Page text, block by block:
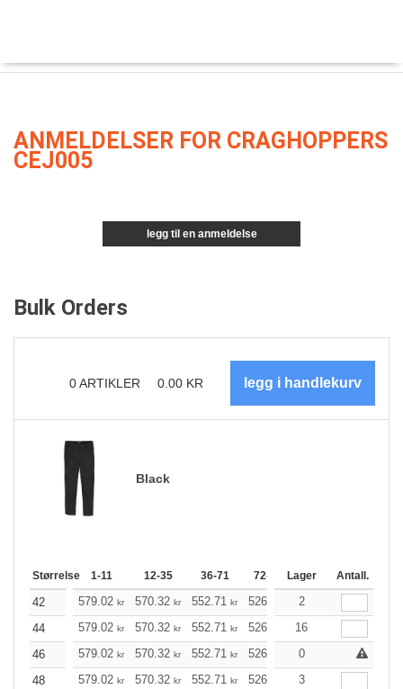
ANMELDELSER FOR CRAGHOPPERS
CEJ005
legg til en anmeldelse
Bulk Orders
0ARTIKLER 0.00 KR
Black
Størrelse 1-11 12-35 36-71 72-143 144-287
Lager Antall.
42 579.02 kr 570.32 kr 552.71 kr 526.39
2
44
579.02 kr 570.32 kr 552.71 kr 526.39 500.08
16
46
579.02 kr 570.32 kr 552.71 kr 526.39 486.92
0
48
579.02 kr 570.32 kr 552.71 kr 526.39
3